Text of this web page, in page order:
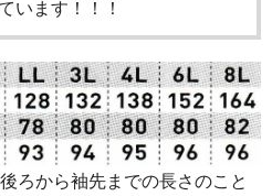
います！！！
ろから袖先までの長さのこと